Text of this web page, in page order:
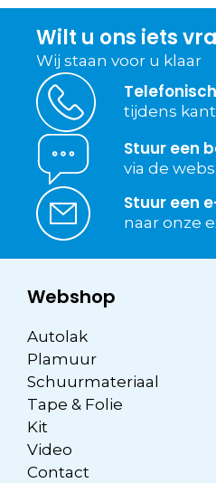
Wilt u ons iets
Wij staan voor u klaar
tijdens
Stuur een
via de
Stuur een
naar onze
Webshop
Autolak
Plamuur
Schuurmateriaal
Tape & Folie
Kit
Video
Contact